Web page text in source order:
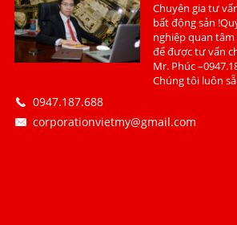
Chuyên gia tư
bất động sản
nghiệp quan
để được tư vấn
Mr. Phúc
Chúng tôi luôn
0947.187.688
corporationvietmy@gmail.com